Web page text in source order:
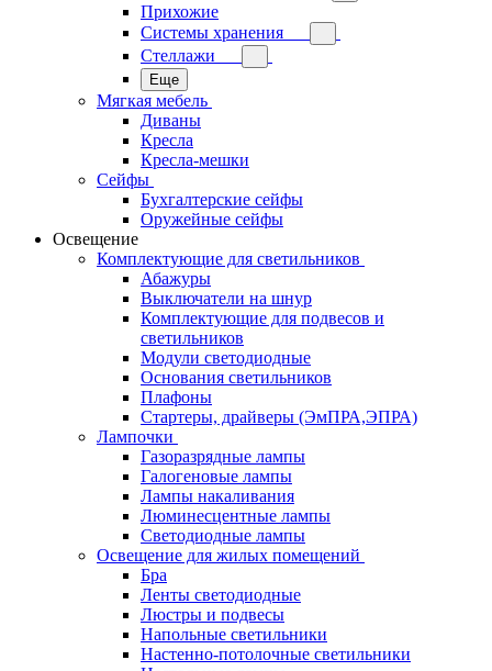
Прихожие
Системы хранения
Стеллажи
Еще
Мягкая мебель
Диваны
Кресла
Кресла-мешки
Сейфы
Бухгалтерские сейфы
Оружейные сейфы
Освещение
Комплектующие для светильников
Абажуры
Выключатели на шнур
Комплектующие для подвесов и
светильников
Модули светодиодные
Основания светильников
Плафоны
Стартеры, драйверы (ЭмПРА,ЭПРА)
Лампочки
Газоразрядные лампы
Галогеновые лампы
Лампы накаливания
Люминесцентные лампы
Светодиодные лампы
Освещение для жилых помещений
Бра
Ленты светодиодные
Люстры и подвесы
Напольные светильники
Настенно-потолочные светильники